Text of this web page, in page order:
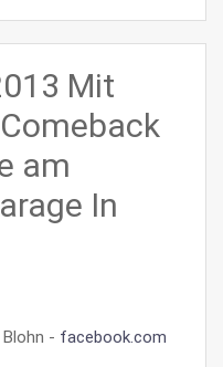
Mit
am
In
- facebook.com